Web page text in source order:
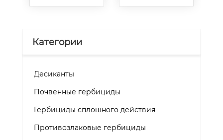
Категории
Десиканты
Почвенные гербициды
Гербициды сплошного действия
Противозлаковые гербициды